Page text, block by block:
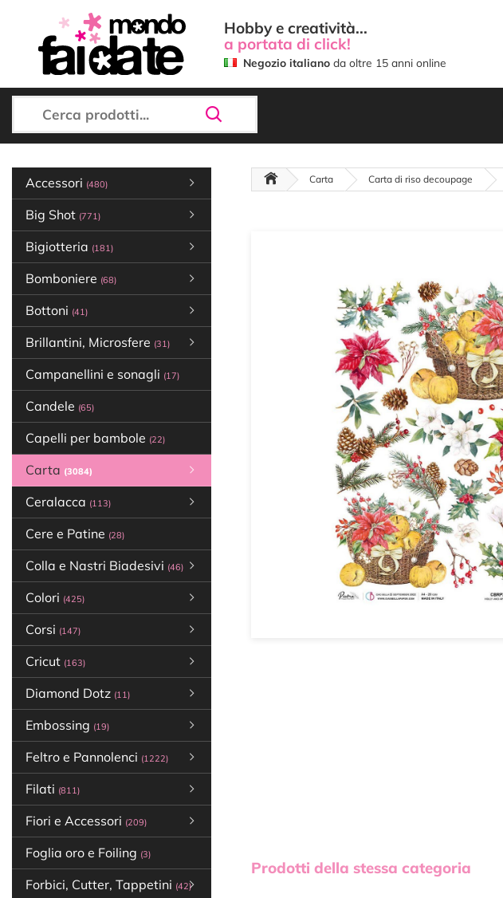
Hobby e creatività...
a portata di click!
Negozio italiano da oltre 15 anni online
Accessori (480)
Big Shot (771)
Bigiotteria (181)
Bomboniere (68)
Bottoni (41)
Brillantini, Microsfere (31)
Campanellini e sonagli (17)
Candele (65)
Capelli per bambole (22)
Carta (3084)
Ceralacca (113)
Cere e Patine (28)
Colla e Nastri Biadesivi (46)
Colori (425)
Corsi (147)
Cricut (163)
Diamond Dotz (11)
Embossing (19)
Feltro e Pannolenci (1222)
Filati (811)
Fiori e Accessori (209)
Foglia oro e Foiling (3)
Forbici, Cutter, Tappetini (42)
Carta Carta di riso decoupage
Prodotti della stessa categoria